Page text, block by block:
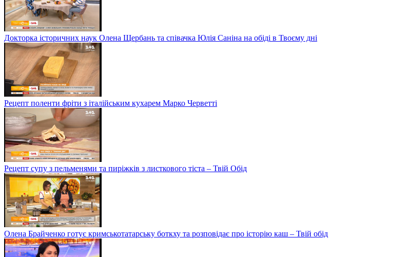
Докторка історичних наук Олена Щербань та співачка Юлія Саніна на обіді в Твоєму дні
Рецепт поленти фріти з італійським кухарем Марко Черветті
Рецепт супу з пельменями та пиріжків з листкового тіста – Твій Обід
Олена Брайченко готує кримськотатарську боткху та розповідає про історію каш – Твій обід